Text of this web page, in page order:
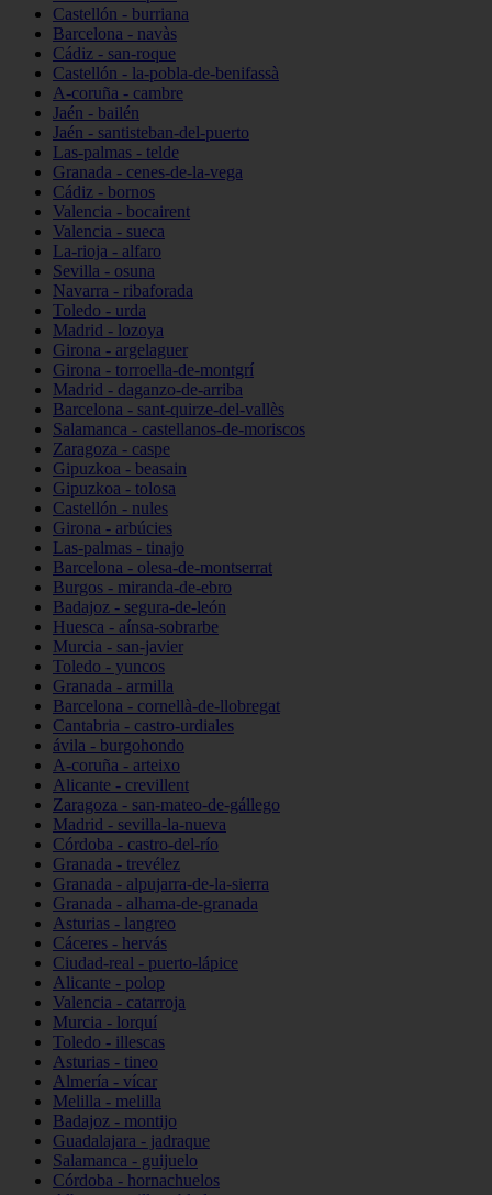
Castellón - burriana
Barcelona - navàs
Cádiz - san-roque
Castellón - la-pobla-de-benifassà
A-coruña - cambre
Jaén - bailén
Jaén - santisteban-del-puerto
Las-palmas - telde
Granada - cenes-de-la-vega
Cádiz - bornos
Valencia - bocairent
Valencia - sueca
La-rioja - alfaro
Sevilla - osuna
Navarra - ribaforada
Toledo - urda
Madrid - lozoya
Girona - argelaguer
Girona - torroella-de-montgrí
Madrid - daganzo-de-arriba
Barcelona - sant-quirze-del-vallès
Salamanca - castellanos-de-moriscos
Zaragoza - caspe
Gipuzkoa - beasain
Gipuzkoa - tolosa
Castellón - nules
Girona - arbúcies
Las-palmas - tinajo
Barcelona - olesa-de-montserrat
Burgos - miranda-de-ebro
Badajoz - segura-de-león
Huesca - aínsa-sobrarbe
Murcia - san-javier
Toledo - yuncos
Granada - armilla
Barcelona - cornellà-de-llobregat
Cantabria - castro-urdiales
ávila - burgohondo
A-coruña - arteixo
Alicante - crevillent
Zaragoza - san-mateo-de-gállego
Madrid - sevilla-la-nueva
Córdoba - castro-del-río
Granada - trevélez
Granada - alpujarra-de-la-sierra
Granada - alhama-de-granada
Asturias - langreo
Cáceres - hervás
Ciudad-real - puerto-lápice
Alicante - polop
Valencia - catarroja
Murcia - lorquí
Toledo - illescas
Asturias - tineo
Almería - vícar
Melilla - melilla
Badajoz - montijo
Guadalajara - jadraque
Salamanca - guijuelo
Córdoba - hornachuelos